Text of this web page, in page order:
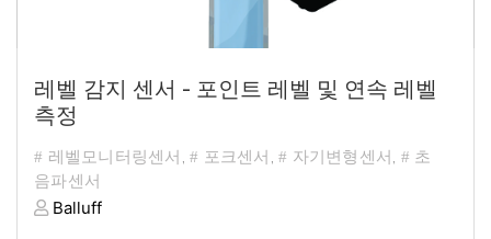
레벨 감지 센서 - 포인트 레벨 및 연속 레벨
측정
레벨모니터링센서 , 포크센서 , 자기변형센서,
초
음파센서
Balluff